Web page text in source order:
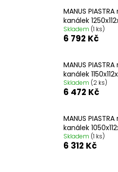
MANUS
kanálek
Skladem (1 ks)
6 792 Kč
MANUS
kanálek
Skladem (2 ks)
6 472 Kč
MANUS
kanálek
Skladem (1 ks)
6 312 Kč
HLEDAT